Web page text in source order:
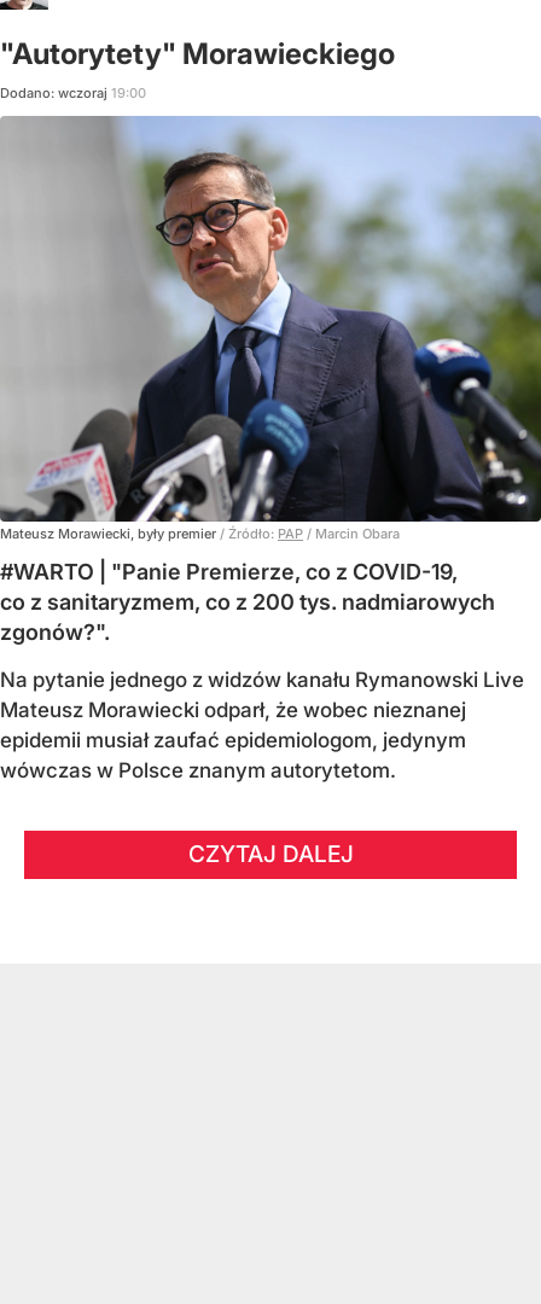
"Autorytety" Morawieckiego
Dodano: wczoraj 19:00
Mateusz Morawiecki, były premier / Źródło: PAP / Marcin Obara
#WARTO | "Panie Premierze, co z COVID-19,
co z sanitaryzmem, co z 200 tys. nadmiarowych
zgonów?".
Na pytanie jednego z widzów kanału Rymanowski Live
Mateusz Morawiecki odparł, że wobec nieznanej
epidemii musiał zaufać epidemiologom, jedynym
wówczas w Polsce znanym autorytetom.
CZYTAJ DALEJ